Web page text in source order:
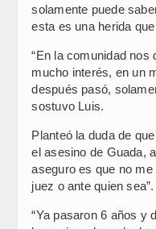
solamente puede
esta es una herida
“En la comunidad nos
mucho interés, en un
después pasó,
sostuvo Luis.
Planteó la duda de
el asesino de Guada,
aseguro es que no
juez o ante quien sea”.
“Ya pasaron 6 años y